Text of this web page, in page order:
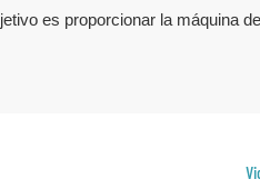
jetivo es proporcionar la máquina